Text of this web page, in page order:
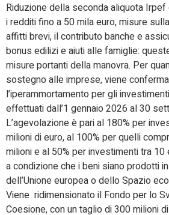
Riduzione della seconda aliquota Irpef
i redditi fino a 50 mila euro, misure
affitti brevi, il contributo banche e
bonus edilizi e aiuti alle famiglie:
misure portanti della manovra. Per
sostegno alle imprese, viene
l’iperammortamento per gli
effettuati dall’1 gennaio 2026 al 30
L’agevolazione è pari al 180% per
milioni di euro, al 100% per quelli
milioni e al 50% per investimenti tra 10
a condizione che i beni siano prodotti
dell’Unione europea o dello Spazio
Viene ridimensionato il Fondo per lo
Coesione, con un taglio di 300 milioni